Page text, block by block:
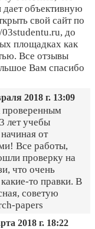
объективную
свой сайт по
до
площадках как
Все отзывы
Вам спасибо
2018 г. 13:09
проверенным
лет учебы
от
Все работы,
проверку на
что очень
то правки. В
советую
papers
2018 г. 18:22